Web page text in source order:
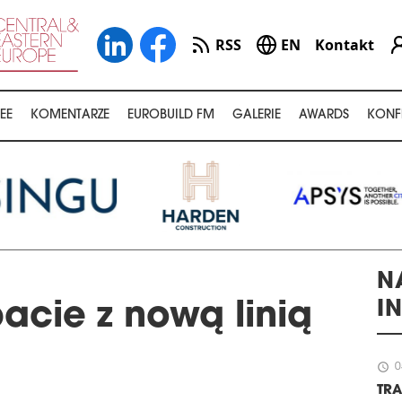
RSS EN Kontakt
KOMENTARZE EUROBUILD FM GALERIE AWARDS
z nową linią
schedule